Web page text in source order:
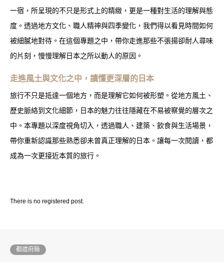
一宿，所呈現的不只是形式上的精緻，更是一種對生活的理解與態
度。透過地方文化、職人精神與四季變化，我們得以看見時間如何
被細膩地對待。在這個專題之中，帶你走進那些不張揚卻耐人尋味
的片刻，慢慢理解日本之所以動人的原因。
走進風土與文化之中，讀懂更深層的日本
旅行不只是抵達一個地方，而是理解它如何被形塑。從地方風土、
歷史脈絡到文化細節，日本的魅力往往隱藏在不易被察覺的層次之
中。本專題以深度視角切入，透過職人、建築、飲食與生活場景，
帶你重新認識那些熟悉卻未曾真正理解的日本。讓每一次閱讀，都
成為一次更接近本質的旅行。
There is no registered post.
都道府縣